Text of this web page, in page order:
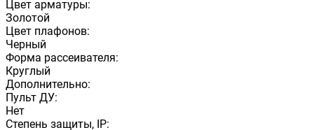
Цвет арматуры:
Золотой
Цвет плафонов:
Черный
Форма рассеивателя:
Круглый
Дополнительно:
Пульт ДУ:
Нет
Степень защиты, IP: